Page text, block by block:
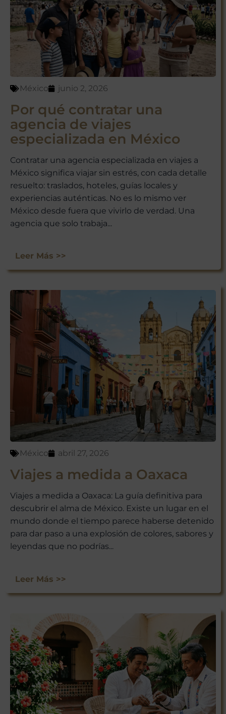
México junio 2, 2026
Por qué contratar una
agencia de viajes
especializada en México
Contratar una agencia especializada en viajes a
México significa viajar sin estrés, con cada detalle
resuelto: traslados, hoteles, guías locales y
experiencias auténticas. No es lo mismo ver
México desde fuera que vivirlo de verdad. Una
agencia que solo trabaja...
Leer Más >>
México abril 27, 2026
Viajes a medida a Oaxaca
Viajes a medida a Oaxaca: La guía definitiva para
descubrir el alma de México. Existe un lugar en el
mundo donde el tiempo parece haberse detenido
para dar paso a una explosión de colores, sabores y
leyendas que no podrías...
Leer Más >>